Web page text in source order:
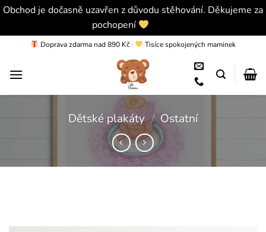
Obchod je dočasně uzavřen z důvodu stěhování. Děkujeme za
pochopení
Přeskočit
obsah
Doprava zdarma nad 890 Kč · Tisíce spokojených maminek
Dětské plakáty / Ostatní